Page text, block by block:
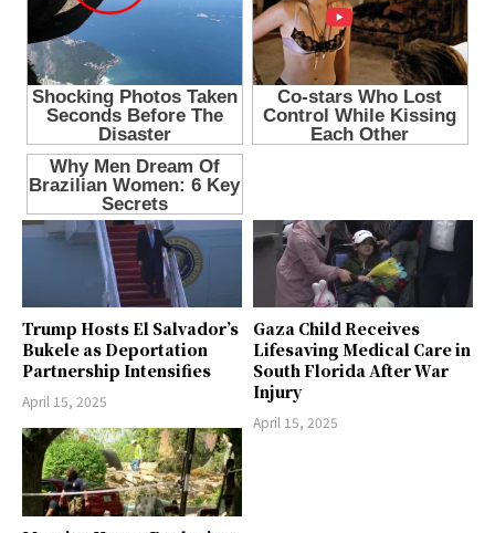
Trump Hosts El Salvador’s
Bukele as Deportation
Partnership Intensifies
April 15, 2025
Gaza Child Receives
Lifesaving Medical Care in
South Florida After War
Injury
April 15, 2025